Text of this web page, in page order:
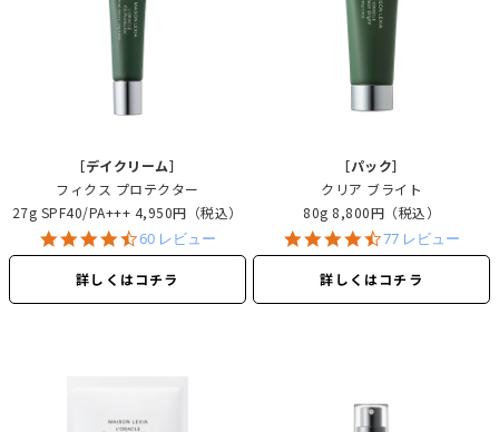
［デイクリーム］
フィクス プロテクター
27g SPF40/PA+++ 4,950円（税込）
4.6
star
rating
60 レビュー
詳しくはコチラ
［パック］
クリア ブライト
80g 8,800円（税込）
4.7
star
rating
77 レビュー
詳しくはコチラ